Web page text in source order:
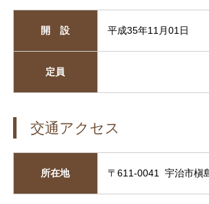
開 設 平成35年11月01日
定員
交通アクセス
所在地 〒611-0041 宇治市槇